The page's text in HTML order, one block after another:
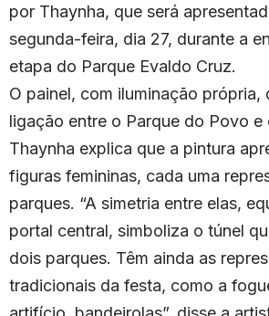
por Thaynha, que será
segunda-feira, dia 27, durante a
etapa do Parque Evaldo Cruz.
O painel, com iluminação própria,
ligação entre o Parque do Povo e
Thaynha explica que a pintura
figuras femininas, cada uma
parques. “A simetria entre elas,
portal central, simboliza o túnel
dois parques. Têm ainda as
tradicionais da festa, como a